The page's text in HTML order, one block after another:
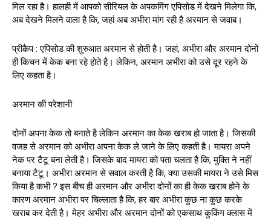
मिल रहा है। हालही में आपको सीरियल के अपकमिंग एपिसोड में देखने मिलेगा कि,
अब देखने मिलने वाला है कि, जहां अब अभीरा मांग रही है अरमान से जवाब।
प्रीकैप : एपिसोड की शुरुआत अरमान से होती है। जहां, अभीरा और अरमान दोनों
ही किचन में केक बना रहे होते है। लेकिन, अरमान अभीरा को उसे दूर रहने के
लिए कहता है।
अरमान की परेशानी
दोनों अपना केक तो बनाते है लेकिन अरमान का केक खराब हो जाता है। जिसकी
वजह से अरमान को अभीरा अपना केक ले जाने के लिए कहती है। मायरा अपने
नेक पर टैटू बना लेती है। जिसके बाद मायरा को पता चलता है कि, मुक्ति ने नहीं
बनाया टैटू। अभीरा अरमान से सवाल करती है कि, क्या उसकी मायरा ने उसे मिस
किया है कभी ? इस बीच ही अरमान और अभीरा दोनों का ही केक खराब होने के
कारण अरमान अभीरा पर चिल्लाता है कि, हर बार अभीरा कुछ ना कुछ करके
खराब कर देती है। मेहर अभीरा और अरमान दोनों को एकसाथ कुकिंग क्लास में